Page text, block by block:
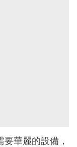
華麗的設備，